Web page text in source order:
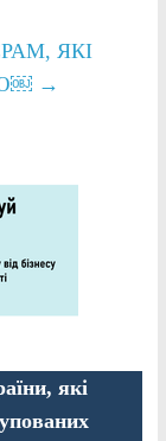
ЯКІ
→
які